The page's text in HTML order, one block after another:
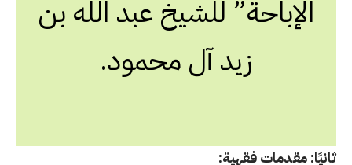
الإباحة” للشيخ عبد الله بن
زيد آل محمود.
ثانيًا: مقدمات فقهية: